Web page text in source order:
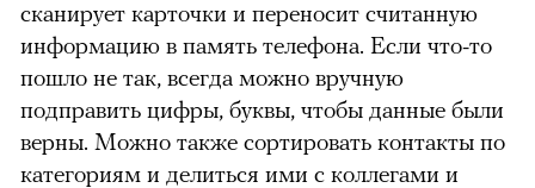
сканирует карточки и переносит считанную
информацию в память телефона. Если что-то
пошло не так, всегда можно вручную
подправить цифры, буквы, чтобы данные были
верны. Можно также сортировать контакты по
категориям и делиться ими с коллегами и